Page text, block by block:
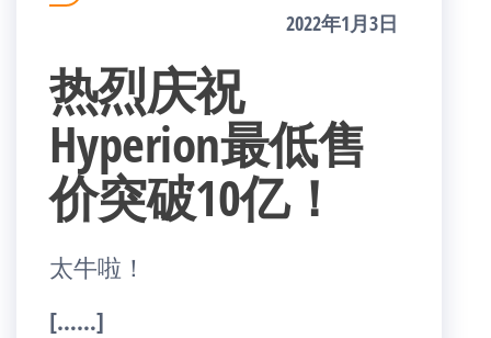
2022年1月3日
热烈庆祝
Hyperion最低售
价突破10亿！
太牛啦！
[……]